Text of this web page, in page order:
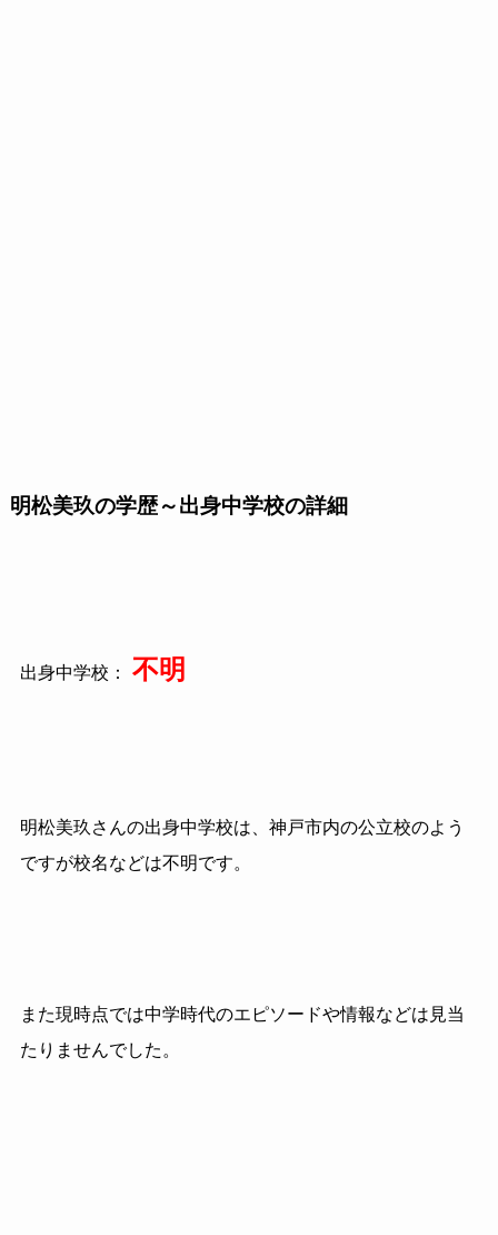
明松美玖の学歴～出身中学校の詳細
出身中学校： 不明
明松美玖さんの出身中学校は、神戸市内の公立校のよう
ですが校名などは不明です。
また現時点では中学時代のエピソードや情報などは見当
たりませんでした。